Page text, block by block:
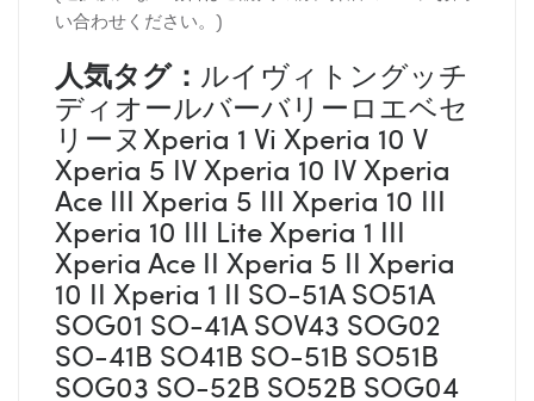
い合わせください。)
人気タグ： ルイヴィトングッチ
ディオールバーバリーロエベセ
リーヌXperia 1 Vi Xperia 10 V
Xperia 5 IV Xperia 10 IV Xperia
Ace III Xperia 5 III Xperia 10 III
Xperia 10 III Lite Xperia 1 III
Xperia Ace II Xperia 5 II Xperia
10 II Xperia 1 II SO-51A SO51A
SOG01 SO-41A SOV43 SOG02
SO-41B SO41B SO-51B SO51B
SOG03 SO-52B SO52B SOG04